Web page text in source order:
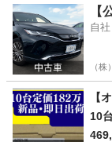
神奈川 厚木市 【
自
（株
【
10